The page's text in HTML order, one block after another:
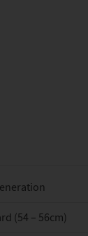
(54 – 56cm)